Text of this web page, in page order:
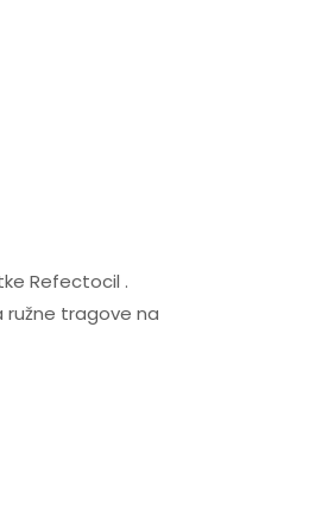
Refectocil .
ružne tragove na